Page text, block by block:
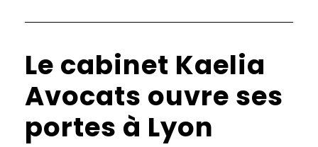
Le cabinet Kaelia
Avocats ouvre ses
portes à Lyon